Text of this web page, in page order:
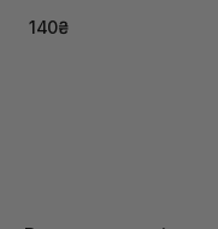
140₴